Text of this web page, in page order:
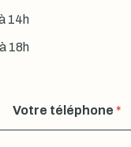
14h
18h
Votre téléphone *